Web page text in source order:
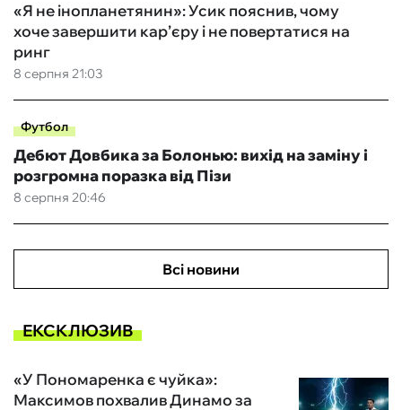
8 серпня 21:03
«Я не інопланетянин»: Усик пояснив, чому
хоче завершити кар’єру і не повертатися на
ринг
Футбол
8 серпня 20:46
Дебют Довбика за Болонью: вихід на заміну і
розгромна поразка від Пізи
Всі новини
ЕКСКЛЮЗИВ
«У Пономаренка є чуйка»:
Максимов похвалив Динамо за